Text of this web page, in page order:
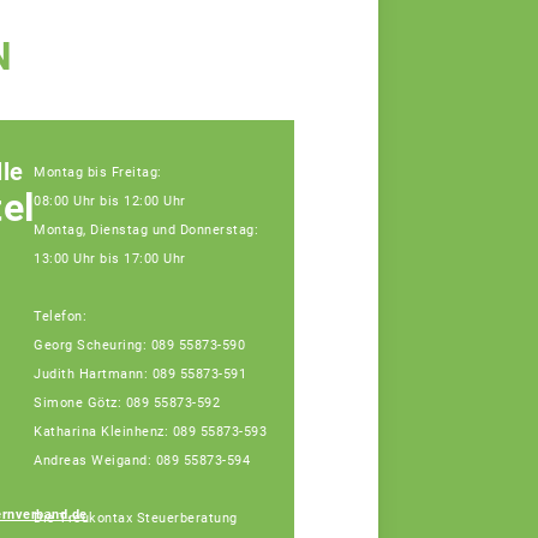
Montag bis Freitag:
08:00 Uhr bis 12:00 Uhr
Montag, Dienstag und Donnerstag:
13:00 Uhr bis 17:00 Uhr
Telefon:
Georg Scheuring: 089 55873-590
Judith Hartmann: 089 55873-591
Simone Götz: 089 55873-592
Katharina Kleinhenz: 089 55873-593
Andreas Weigand: 089 55873-594
Die Treukontax Steuerberatung